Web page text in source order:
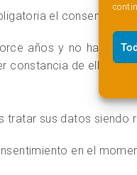
el
años y no ha
constancia de ello.
tratar sus datos siendo
en el